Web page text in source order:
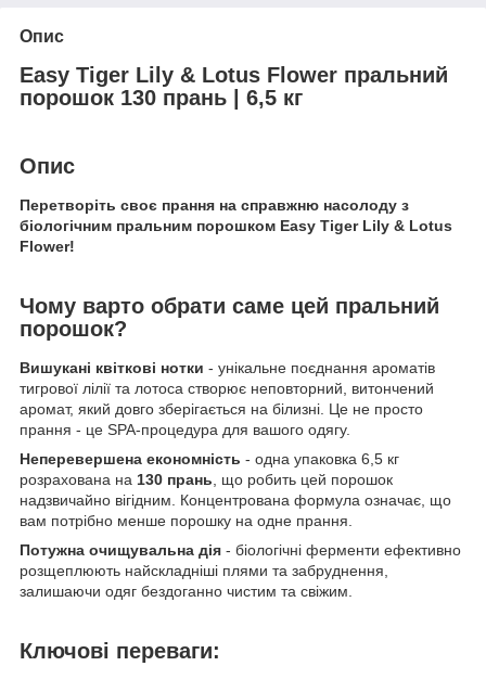
Опис
Easy Tiger Lily & Lotus Flower пральний
порошок 130 прань | 6,5 кг
Опис
Перетворіть своє прання на справжню насолоду з
біологічним пральним порошком Easy Tiger Lily & Lotus
Flower!
Чому варто обрати саме цей пральний
порошок?
Вишукані квіткові нотки - унікальне поєднання ароматів
тигрової лілії та лотоса створює неповторний, витончений
аромат, який довго зберігається на білизні. Це не просто
прання - це SPA-процедура для вашого одягу.
Неперевершена економність - одна упаковка 6,5 кг
розрахована на 130 прань , що робить цей порошок
надзвичайно вігідним. Концентрована формула означає, що
вам потрібно менше порошку на одне прання.
Потужна очищувальна дія - біологічні ферменти ефективно
розщеплюють найскладніші плями та забруднення,
залишаючи одяг бездоганно чистим та свіжим.
Ключові переваги: